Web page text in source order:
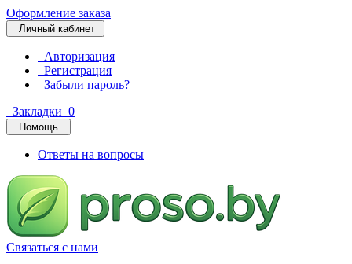
Оформление заказа
Личный кабинет
Авторизация
Регистрация
Забыли пароль?
Закладки 0
Помощь
Ответы на вопросы
Связаться с нами